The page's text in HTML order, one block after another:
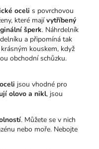
oceli s povrchovou
které majívytříbený
šperk. Náhrdelník
a připomíná tak
kouskem, když
obchodní schůzku.
jsou vhodné pro
olovo a nikl, jsou
. Můžete se v nich
nebo moře. Nebojte